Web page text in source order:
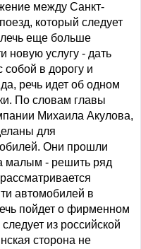
между Санкт-
который следует
еще больше
новую услугу - дать
собой в дорогу и
речь идет об одном
По словам главы
Михаила Акулова,
для
Они прошли
малым - решить ряд
автомобилей в
пойдет о фирменном
из российской
сторона не